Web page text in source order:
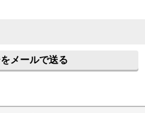
メールで送る